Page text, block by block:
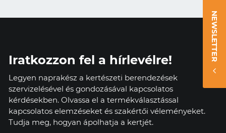
NEWSLETTER
Iratkozzon fel a hírlevélre!
Legyen naprakész a kertészeti berendezések
szervizelésével és gondozásával kapcsolatos
kérdésekben. Olvassa el a termékválasztással
kapcsolatos elemzéseket és szakértői véleményeket.
Tudja meg, hogyan ápolhatja a kertjét.